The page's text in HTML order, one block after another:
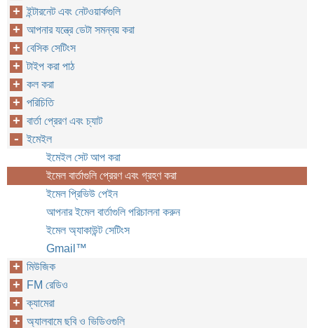
ইন্টারনেট এবং নেটওয়ার্কগুলি
আপনার যন্ত্রে ডেটা সমন্বয় করা
বেসিক সেটিংস
টাইপ করা পাঠ
কল করা
পরিচিতি
বার্তা প্রেরণ এবং চ্যাট
ইমেইল
ইমেইল সেট আপ করা
ইমেল বার্তাগুলি প্রেরণ এবং গ্রহণ করা
ইমেল প্রিভিউ পেইন
আপনার ইমেল বার্তাগুলি পরিচালনা করুন
ইমেল অ্যাকাউন্ট সেটিংস
Gmail™
মিউজিক
FM রেডিও
ক্যামেরা
অ্যালবামে ছবি ও ভিডিওগুলি